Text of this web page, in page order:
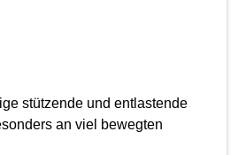
stützende und entlastende
an viel bewegten